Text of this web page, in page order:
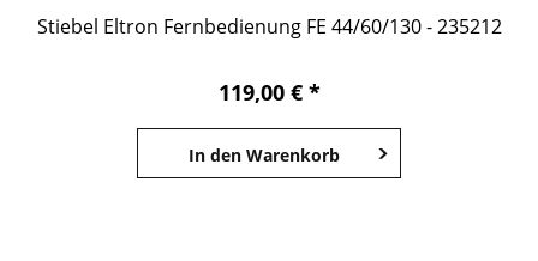
Stiebel Eltron Fernbedienung FE 44/60/130 - 235212
119,00 € *
In den Warenkorb